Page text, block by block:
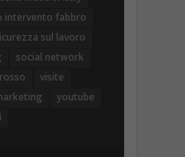
intervento fabbro
sul lavoro
social network
visite
youtube